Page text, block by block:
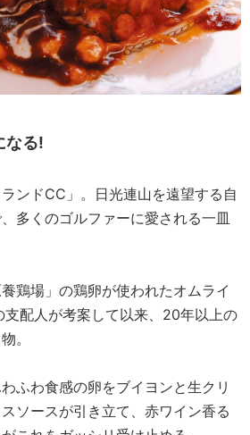
なる!
ンドCC」。日光連山を遠望する自
多くのゴルファーに愛される一皿
鶏場」の鶏卵が使われたオムライ
配人が考案して以来、20年以上の
。
ふわ食感の卵をブイヨンと生クリ
ソースが引き立て、赤ワイン香る